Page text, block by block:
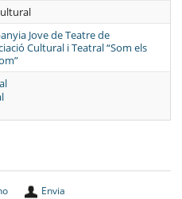
Jove de Teatre de
Cultural i Teatral “Som els
Envia